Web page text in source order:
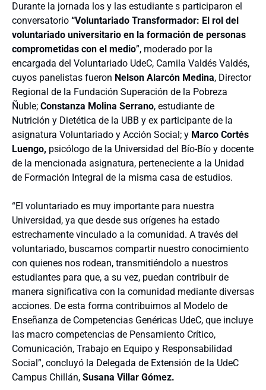
Durante la jornada los y las estudiante s participaron el
conversatorio “Voluntariado Transformador: El rol del
voluntariado universitario en la formación de personas
comprometidas con el medio”, moderado por la
encargada del Voluntariado UdeC, Camila Valdés Valdés,
cuyos panelistas fueron Nelson Alarcón Medina, Director
Regional de la Fundación Superación de la Pobreza
Ñuble; Constanza Molina Serrano, estudiante de
Nutrición y Dietética de la UBB y ex participante de la
asignatura Voluntariado y Acción Social; y Marco Cortés
Luengo, psicólogo de la Universidad del Bío-Bío y docente
de la mencionada asignatura, perteneciente a la Unidad
de Formación Integral de la misma casa de estudios.
“El voluntariado es muy importante para nuestra
Universidad, ya que desde sus orígenes ha estado
estrechamente vinculado a la comunidad. A través del
voluntariado, buscamos compartir nuestro conocimiento
con quienes nos rodean, transmitiéndolo a nuestros
estudiantes para que, a su vez, puedan contribuir de
manera significativa con la comunidad mediante diversas
acciones. De esta forma contribuimos al Modelo de
Enseñanza de Competencias Genéricas UdeC, que incluye
las macro competencias de Pensamiento Crítico,
Comunicación, Trabajo en Equipo y Responsabilidad
Social”, concluyó la Delegada de Extensión de la UdeC
Campus Chillán, Susana Villar Gómez.